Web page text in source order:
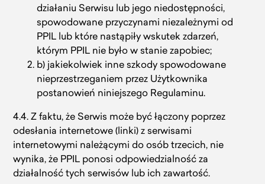
działaniu Serwisu lub jego niedostępności,
spowodowane przyczynami niezależnymi od
PPIL lub które nastąpiły wskutek zdarzeń,
którym PPIL nie było w stanie zapobiec;
b) jakiekolwiek inne szkody spowodowane
nieprzestrzeganiem przez Użytkownika
postanowień niniejszego Regulaminu.
4.4. Z faktu, że Serwis może być łączony poprzez
odesłania internetowe (linki) z serwisami
internetowymi należącymi do osób trzecich, nie
wynika, że PPIL ponosi odpowiedzialność za
działalność tych serwisów lub ich zawartość.